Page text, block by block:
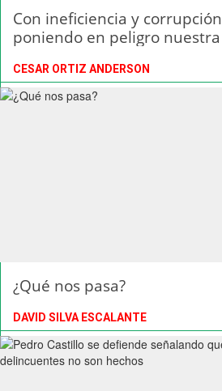
Con ineficiencia y
poniendo en peligro
CESAR ORTIZ ANDERSON
¿Qué nos pasa?
DAVID SILVA ESCALANTE